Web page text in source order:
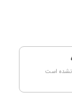
نشده است